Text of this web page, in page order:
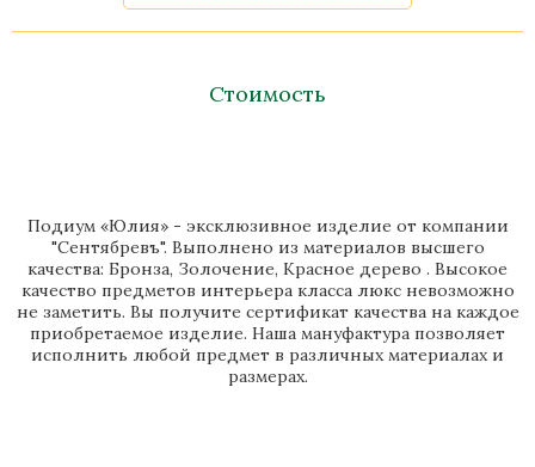
Стоимость
Подиум «Юлия» - эксклюзивное изделие от компании
"Сентябревъ". Выполнено из материалов высшего
качества: Бронза, Золочение, Красное дерево . Высокое
качество предметов интерьера класса люкс невозможно
не заметить. Вы получите сертификат качества на каждое
приобретаемое изделие. Наша мануфактура позволяет
исполнить любой предмет в различных материалах и
размерах.